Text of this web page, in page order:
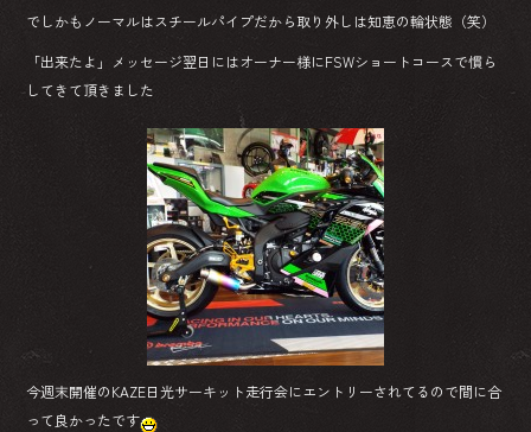
でしかもノーマルはスチールパイプだから取り外しは知恵の輪状態（笑）
「出来たよ」メッセージ翌日にはオーナー様にFSWショートコースで慣ら
してきて頂きました
今週末開催のKAZE日光サーキット走行会にエントリーされてるので間に合
って良かったです